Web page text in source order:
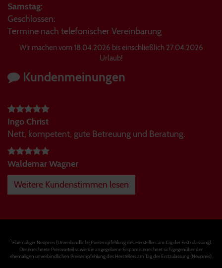
Samstag:
Geschlossen:
Termine nach telefonischer Vereinbarung
Wir machen vom 18.04.2026 bis einschließlich 27.04.2026
Urlaub!
Kundenmeinungen
Ingo Christ
Nett, kompetent, gute Betreuung und Beratung.
Waldemar Wagner
Weitere Kundenstimmen lesen
1Ehemaliger Neupreis (Unverbindliche Preisempfehlung des Herstellers am Tag der Erstzulassung).
Der errechnete Preisvorteil sowie die angegebene Ersparnis errechnet sich gegenüber der
ehemaligen unverbindlichen Preisempfehlung des Herstellers am Tag der Erstzulassung (Neupreis).